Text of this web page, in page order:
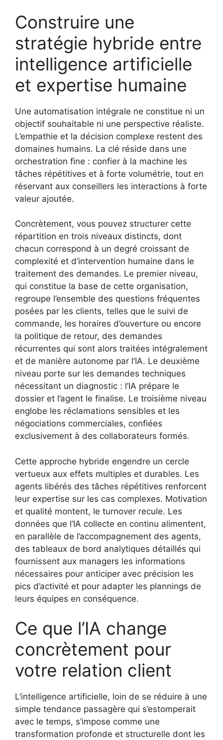
Construire une
stratégie hybride entre
intelligence artificielle
et expertise humaine
Une automatisation intégrale ne constitue ni un
objectif souhaitable ni une perspective réaliste.
L’empathie et la décision complexe restent des
domaines humains. La clé réside dans une
orchestration fine : confier à la machine les
tâches répétitives et à forte volumétrie, tout en
réservant aux conseillers les interactions à forte
valeur ajoutée.
Concrètement, vous pouvez structurer cette
répartition en trois niveaux distincts, dont
chacun correspond à un degré croissant de
complexité et d’intervention humaine dans le
traitement des demandes. Le premier niveau,
qui constitue la base de cette organisation,
regroupe l’ensemble des questions fréquentes
posées par les clients, telles que le suivi de
commande, les horaires d’ouverture ou encore
la politique de retour, des demandes
récurrentes qui sont alors traitées intégralement
et de manière autonome par l’IA. Le deuxième
niveau porte sur les demandes techniques
nécessitant un diagnostic : l’IA prépare le
dossier et l’agent le finalise. Le troisième niveau
englobe les réclamations sensibles et les
négociations commerciales, confiées
exclusivement à des collaborateurs formés.
Cette approche hybride engendre un cercle
vertueux aux effets multiples et durables. Les
agents libérés des tâches répétitives renforcent
leur expertise sur les cas complexes. Motivation
et qualité montent, le turnover recule. Les
données que l’IA collecte en continu alimentent,
en parallèle de l’accompagnement des agents,
des tableaux de bord analytiques détaillés qui
fournissent aux managers les informations
nécessaires pour anticiper avec précision les
pics d’activité et pour adapter les plannings de
leurs équipes en conséquence.
Ce que l’IA change
concrètement pour
votre relation client
L’intelligence artificielle, loin de se réduire à une
simple tendance passagère qui s’estomperait
avec le temps, s’impose comme une
transformation profonde et structurelle dont les